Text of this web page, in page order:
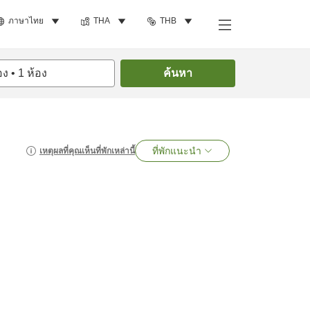
ภาษาไทย THA THB
• 1 ห้อง ค้นหา
เหตุผลที่คุณเห็นที่พักเหล่านี้ ที่พักแนะนำ